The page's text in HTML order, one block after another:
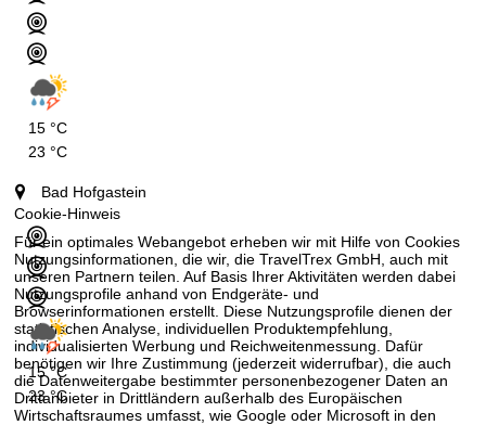
Cookie-Hinweis
Für ein optimales Webangebot erheben wir mit Hilfe von Cookies
Nutzungsinformationen, die wir, die TravelTrex GmbH, auch mit
unseren Partnern teilen. Auf Basis Ihrer Aktivitäten werden dabei
Nutzungsprofile anhand von Endgeräte- und
Browserinformationen erstellt. Diese Nutzungsprofile dienen der
statistischen Analyse, individuellen Produktempfehlung,
individualisierten Werbung und Reichweitenmessung. Dafür
benötigen wir Ihre Zustimmung (jederzeit widerrufbar), die auch
die Datenweitergabe bestimmter personenbezogener Daten an
Drittanbieter in Drittländern außerhalb des Europäischen
Wirtschaftsraumes umfasst, wie Google oder Microsoft in den
15 °C
23 °C
Bad Hofgastein
15 °C
23 °C